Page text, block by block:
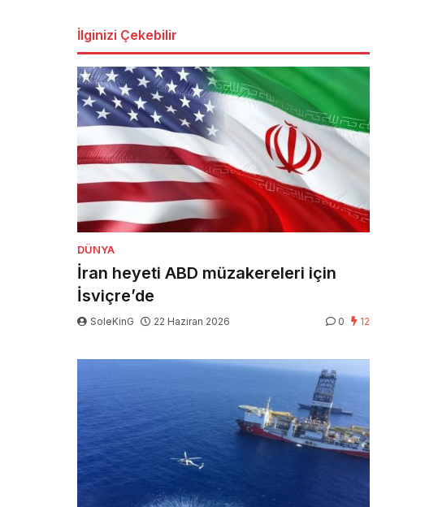
İlginizi Çekebilir
DÜNYA
İran heyeti ABD müzakereleri için
İsviçre’de
SoleKinG 22 Haziran 2026 0 12